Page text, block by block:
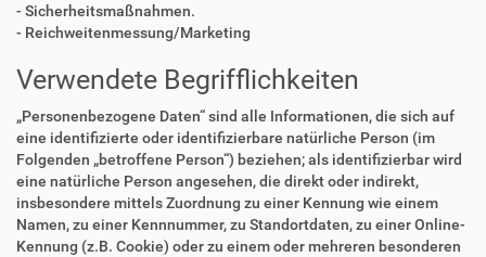
- Sicherheitsmaßnahmen.
- Reichweitenmessung/Marketing
Verwendete Begrifflichkeiten
„Personenbezogene Daten“ sind alle Informationen, die sich auf
eine identifizierte oder identifizierbare natürliche Person (im
Folgenden „betroffene Person“) beziehen; als identifizierbar wird
eine natürliche Person angesehen, die direkt oder indirekt,
insbesondere mittels Zuordnung zu einer Kennung wie einem
Namen, zu einer Kennnummer, zu Standortdaten, zu einer Online-
Kennung (z.B. Cookie) oder zu einem oder mehreren besonderen